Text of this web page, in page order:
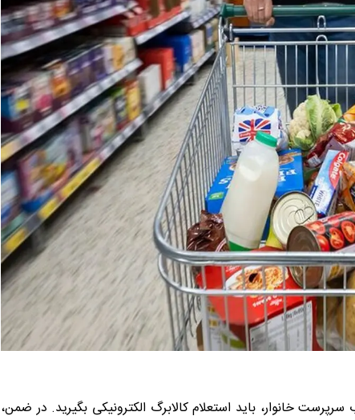
خانوار، باید استعلام کالابرگ الکترونیکی بگیرید. در ضمن،